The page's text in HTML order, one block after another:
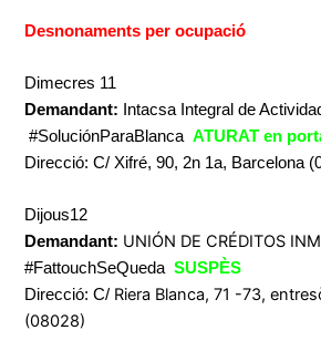
Desnonaments per ocupació
Dimecres 11
Demandant: Intacsa Integral de
#SoluciónParaBlancaATURAT en
Direcció: C/ Xifré, 90, 2n 1a, Barcelona
Dijous12
Demandant: UNIÓN DE CRÉDITOS
#FattouchSeQuedaSUSPÈS
Direcció: C/ Riera Blanca, 71 -73,
(08028)